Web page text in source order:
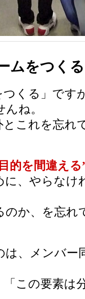
ムをつく
くる」です
ね。
とこれを忘れ
的を間違える
に、やらなけ
のか、を忘れ
は、メンバー
「この要素は